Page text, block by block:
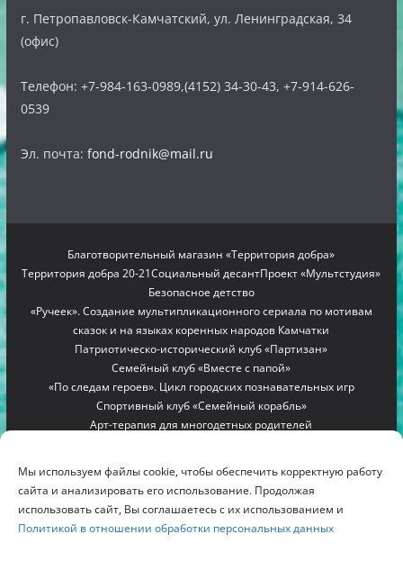
Мы используем файлы cookie, чтобы обеспечить корректную работу
сайта и анализировать его использование. Продолжая
использовать сайт, Вы соглашаетесь с их использованием и
Политикой в отношении обработки персональных данных
г. Петропавловск-Камчатский, ул. Ленинградская, 34
(офис)
Телефон: +7-984-163-0989,(4152) 34-30-43, +7-914-626-
0539
Эл. почта: fond-rodnik@mail.ru
Благотворительный магазин «Территория добра»
Территория добра 20-21Социальный десантПроект «Мультстудия»
Безопасное детство
«Ручеек». Создание мультипликационного сериала по мотивам
сказок и на языках коренных народов Камчатки
Патриотическо-исторический клуб «Партизан»
Семейный клуб «Вместе с папой»
«По следам героев». Цикл городских познавательных игр
Спортивный клуб «Семейный корабль»
Арт-терапия для многодетных родителей
Copyright © 2012-2026
БЛАГОТВОРИТЕЛЬНЫЙ ФОНД
"РОДНИК". All rights reserved.
Благотворительный фонд помощи многодетным семьям
Камчатки «Родник»